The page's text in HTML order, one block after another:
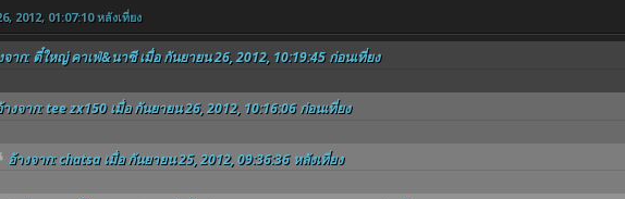
2012, 01:07:10 หลังเที่ยง
จาก: ตี๋ใหญ่ คาเฟ่&นาซี เมื่อ กันยายน 26, 2012, 10:19:45 ก่อนเที่ยง
างจาก: tee zx150 เมื่อ กันยายน 26, 2012, 10:16:06 ก่อนเที่ยง
อ้างจาก: chatsa เมื่อ กันยายน 25, 2012, 09:36:36 หลังเที่ยง